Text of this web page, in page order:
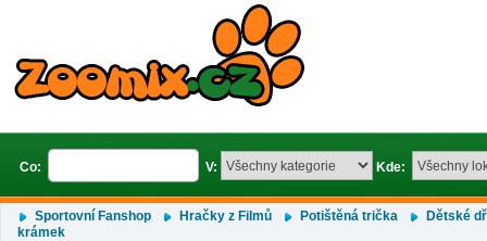
Co: V: Kde:
Sportovní Fanshop Hračky z Filmů Potištěná trička
Dětské
krámek